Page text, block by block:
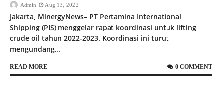
Admin Aug 13, 2022
Jakarta, MinergyNews– PT Pertamina International
Shipping (PIS) menggelar rapat koordinasi untuk lifting
crude oil tahun 2022-2023. Koordinasi ini turut
mengundang...
READ MORE 0 COMMENT